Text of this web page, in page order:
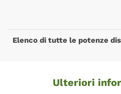
Elenco di tutte le potenze
Ulteriori